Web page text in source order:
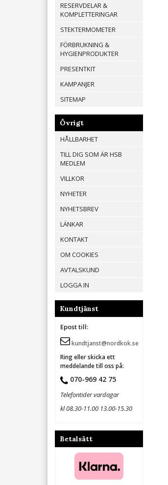
RESERVDELAR &
KOMPLETTERINGAR
STEKTERMOMETER
FÖRBRUKNING &
HYGIENPRODUKTER
PRESENTKIT
KAMPANJER
SITEMAP
Övrigt
HÅLLBARHET
TILL DIG SOM ÄR HSB
MEDLEM
VILLKOR
NYHETER
NYHETSBREV
LÄNKAR
KONTAKT
OM COOKIES
AVTALSKUND
LOGGA IN
Kundtjänst
Epost till:
kundtjanst@nordkok.se
Ring eller skicka ett
meddelande till oss på:
070-969 42 75
Telefontider vardagar
kl 08.30-11.00 13.00-15.30
Betalsätt